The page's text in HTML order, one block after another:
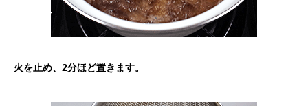
火を止め、2分ほど置きます。